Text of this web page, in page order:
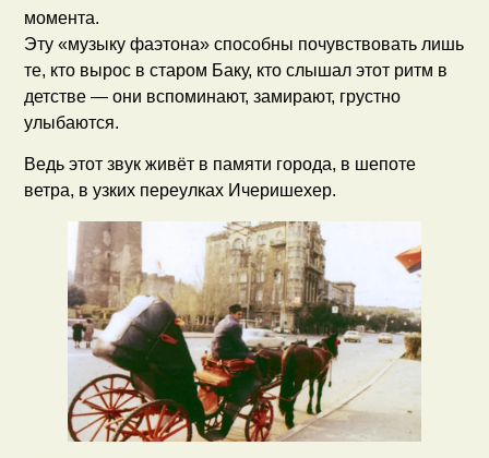
момента.
Эту «музыку фаэтона» способны почувствовать лишь
те, кто вырос в старом Баку, кто слышал этот ритм в
детстве — они вспоминают, замирают, грустно
улыбаются.
Ведь этот звук живёт в памяти города, в шепоте
ветра, в узких переулках Ичеришехер.